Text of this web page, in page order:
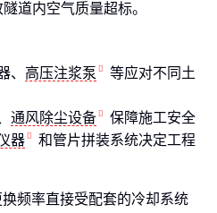
道内空气质量超标。
、 高压注浆泵
等应对不同土
通风除尘设备
保障施工安全
器
和管片拼装系统决定工程
频率直接受配套的冷却系统